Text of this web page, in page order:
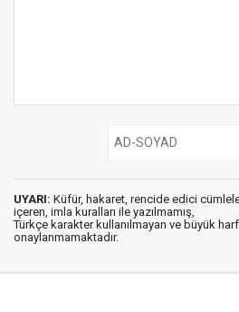
UYARI: Küfür, hakaret, rencide edici
içeren, imla kuralları ile yazılmamış,
Türkçe karakter kullanılmayan ve büyük
onaylanmamaktadır.